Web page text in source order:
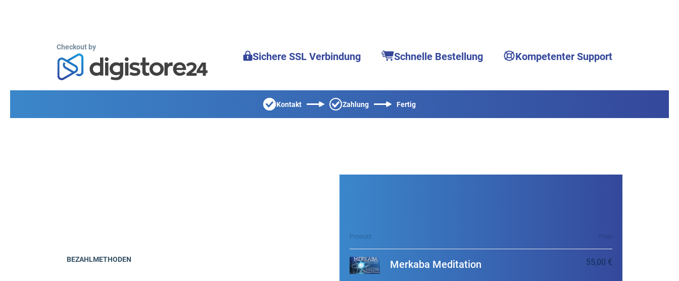
Checkout by
Sichere SSL Verbindung Schnelle Bestellung Kompetenter Support
Kontakt Zahlung Fertig
BEZAHLMETHODEN
Produkt Preis
Merkaba Meditation 55,00 €